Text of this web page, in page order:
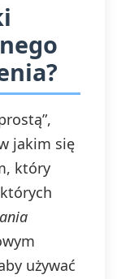
jakim się
który
używać